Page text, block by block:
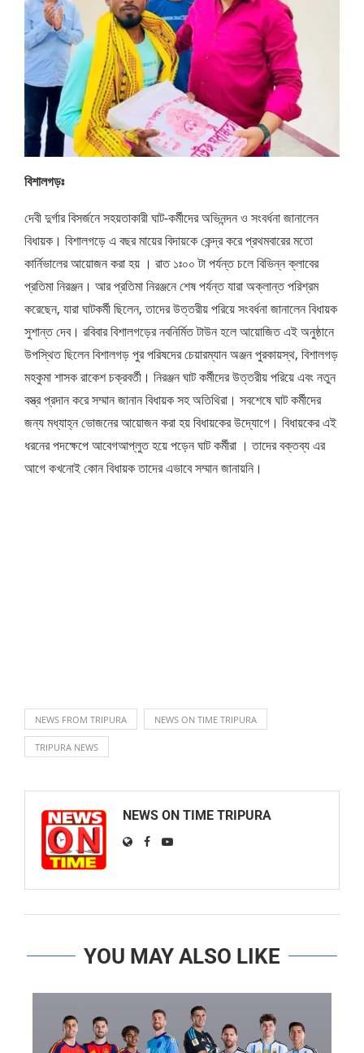
বিশালগড়ঃ
দেবী দুর্গার বিসর্জনে সহয়তাকারী ঘাট-কর্মীদের অভিনন্দন ও সংবর্ধনা জানালেন
বিধায়ক। বিশালগড়ে এ বছর মায়ের বিদায়কে কেন্দ্র করে প্রথমবারের মতো
কার্নিভালের আয়োজন করা হয় । রাত ১ঃ০০ টা পর্যন্ত চলে বিভিন্ন ক্লাবের
প্রতিমা নিরঞ্জন। আর প্রতিমা নিরঞ্জনে শেষ পর্যন্ত যারা অক্লান্ত পরিশ্রম
করেছেন, যারা ঘাটকর্মী ছিলেন, তাদের উত্তরীয় পরিয়ে সংবর্ধনা জানালেন বিধায়ক
সুশান্ত দেব। রবিবার বিশালগড়ের নবনির্মিত টাউন হলে আয়োজিত এই অনুষ্ঠানে
উপস্থিত ছিলেন বিশালগড় পুর পরিষদের চেয়ারম্যান অঞ্জন পুরকায়স্থ, বিশালগড়
মহকুমা শাসক রাকেশ চক্রবর্তী। নিরঞ্জন ঘাট কর্মীদের উত্তরীয় পরিয়ে এবং নতুন
বস্ত্র প্রদান করে সম্মান জানান বিধায়ক সহ অতিথিরা। সবশেষে ঘাট কর্মীদের
জন্য মধ্যাহ্ন ভোজনের আয়োজন করা হয় বিধায়কের উদ্যোগে। বিধায়কের এই
ধরনের পদক্ষেপে আবেগআপ্লুত হয়ে পড়েন ঘাট কর্মীরা । তাদের বক্তব্য এর
আগে কখনোই কোন বিধায়ক তাদের এভাবে সম্মান জানায়নি।
NEWS FROM TRIPURA NEWS ON TIME TRIPURA
TRIPURA NEWS
NEWS ON TIME TRIPURA
YOU MAY ALSO LIKE